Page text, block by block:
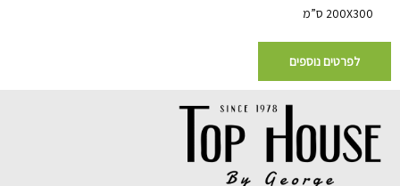
200X300 ס”מ
לפרטים נוספים